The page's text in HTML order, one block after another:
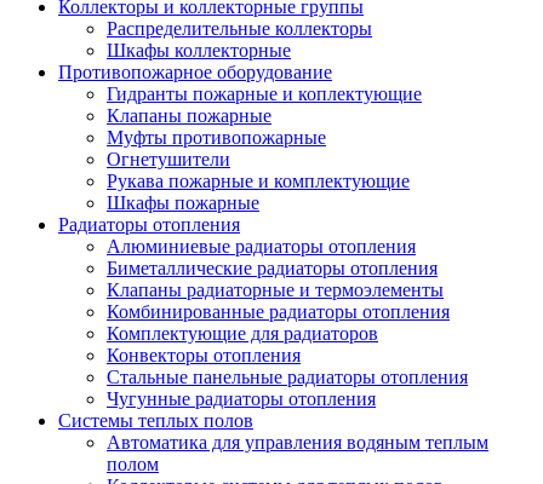
Коллекторы и коллекторные группы
Распределительные коллекторы
Шкафы коллекторные
Противопожарное оборудование
Гидранты пожарные и коплектующие
Клапаны пожарные
Муфты противопожарные
Огнетушители
Рукава пожарные и комплектующие
Шкафы пожарные
Радиаторы отопления
Алюминиевые радиаторы отопления
Биметаллические радиаторы отопления
Клапаны радиаторные и термоэлементы
Комбинированные радиаторы отопления
Комплектующие для радиаторов
Конвекторы отопления
Стальные панельные радиаторы отопления
Чугунные радиаторы отопления
Системы теплых полов
Автоматика для управления водяным теплым
полом